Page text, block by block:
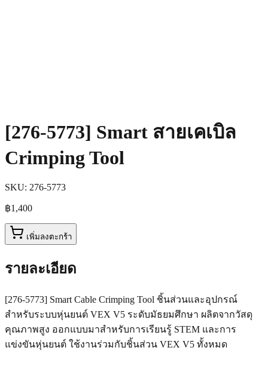
[276-5773] Smart สายเคเบิล
Crimping Tool
SKU: 276-5773
฿1,400
เพิ่มลงตะกร้า
รายละเอียด
[276-5773] Smart Cable Crimping Tool ชิ้นส่วนและอุปกรณ์
สำหรับระบบหุ่นยนต์ VEX V5 ระดับมัธยมศึกษา ผลิตจากวัสดุ
คุณภาพสูง ออกแบบมาสำหรับการเรียนรู้ STEM และการ
แข่งขันหุ่นยนต์ ใช้งานร่วมกับชิ้นส่วน VEX V5 ทั้งหมด